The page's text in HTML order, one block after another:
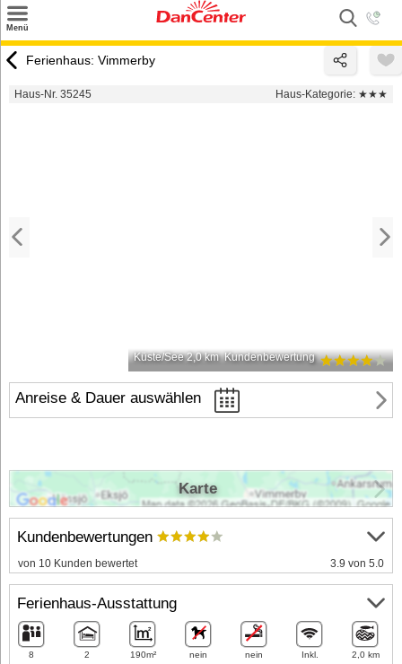
Menü
Urlaubsziele
Ferienhaus: Vimmerby
Haus-Nr. 35245 Haus-Kategorie: ★★★
Küste/See 2,0 km Kundenbewertung
Anreise & Dauer auswählen
Kundenbewertungen
von 10 Kunden bewertet 3.9 von 5.0
Ferienhaus-Ausstattung
8 2 190m² nein nein Inkl. 2,0 km
Karte